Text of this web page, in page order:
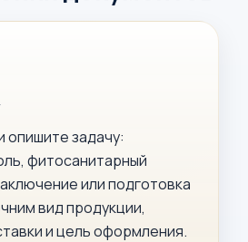
опишите задачу:
фитосанитарный
или подготовка
вид продукции,
и цель оформления.